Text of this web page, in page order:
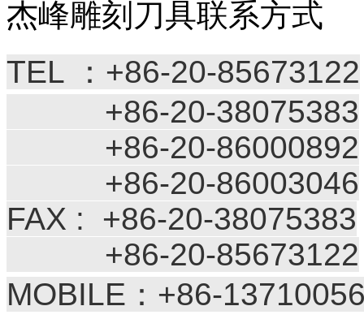
杰峰雕刻刀具联系方式
TEL ：+86-20-85673122
+86-20-38075383
+86-20-86000892
+86-20-86003046
FAX : +86-20-38075383
+86-20-85673122
MOBILE：+86-